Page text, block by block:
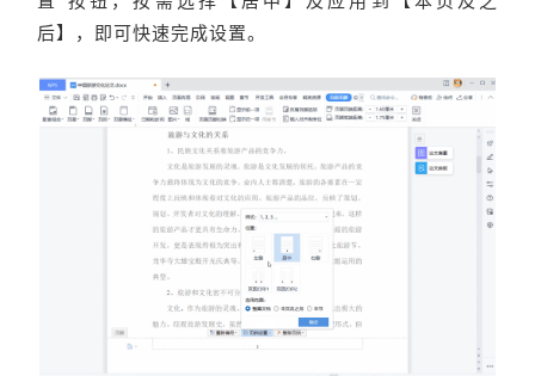
后】，即可快速完成设置。